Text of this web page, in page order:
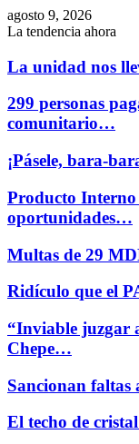
agosto 9, 2026
La tendencia ahora
La unidad nos
299 personas
comunitario…
¡Pásele, bara-
Producto
oportunidades…
Multas de 29
Ridículo que el
“Inviable juzgar
Chepe…
Sancionan
El techo de